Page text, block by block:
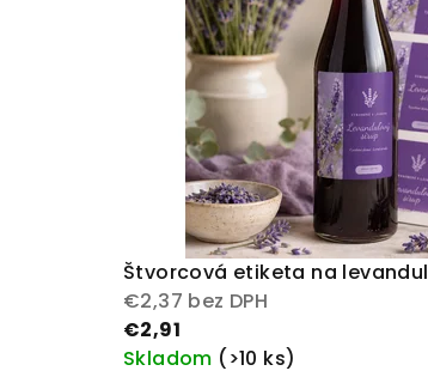
Štvorcová etiketa na
€2,37 bez DPH
€2,91
Skladom (>10 ks)